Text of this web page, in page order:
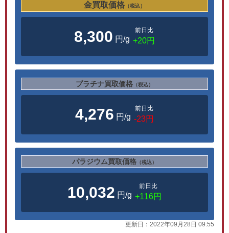
金買取価格 （税込）
8,300 円/g
前日比
+20円
プラチナ買取価格 （税込）
4,276 円/g
前日比
-23円
パラジウム買取価格 （税込）
10,032 円/g
前日比
+116円
更新日： 2022年09月28日 09:55